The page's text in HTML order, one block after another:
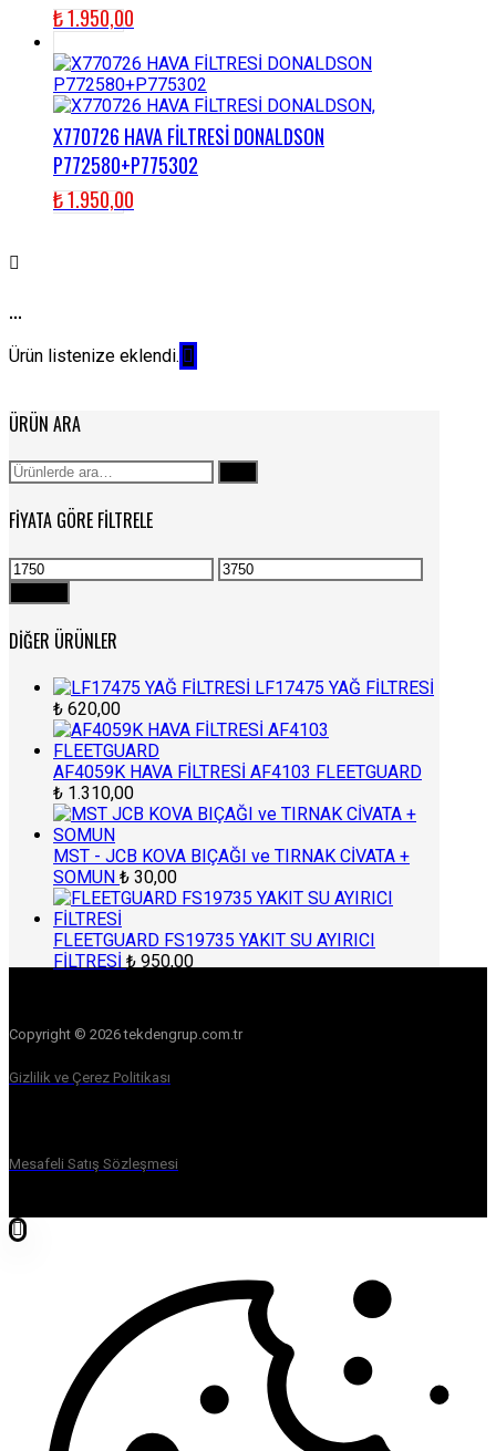
₺1.950,00
X770726 HAVA FİLTRESİ DONALDSON
P772580+P775302
₺1.950,00
...
Ürün listenize eklendi.
ÜRÜN ARA
Ara:
FIYATA GÖRE FILTRELE
En
düşük
fiyat
En
yüksek
DIĞER ÜRÜNLER
LF17475 YAĞ FİLTRESİ
₺ 620,00
AF4059K HAVA FİLTRESİ AF4103 FLEETGUARD
₺ 1.310,00
MST - JCB KOVA BIÇAĞI ve TIRNAK CİVATA +
SOMUN ₺ 30,00
FLEETGUARD FS19735 YAKIT SU AYIRICI
FİLTRESİ ₺ 950,00
Copyright © 2026 tekdengrup.com.tr
Gizlilik ve Çerez Politikası
Mesafeli Satış Sözleşmesi